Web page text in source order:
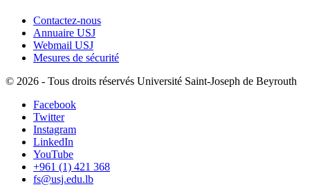
Contactez-nous
Annuaire USJ
Webmail USJ
Mesures de sécurité
© 2026 - Tous droits réservés Université Saint-Joseph de Beyrouth
Facebook
Twitter
Instagram
LinkedIn
YouTube
+961 (1) 421 368
fs@usj.edu.lb